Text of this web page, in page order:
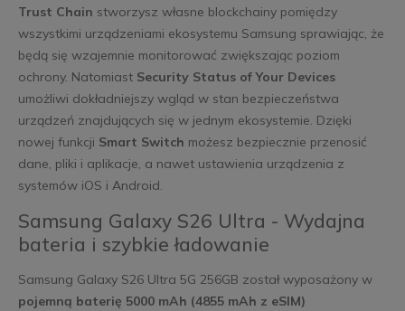
Trust Chain stworzysz własne blockchainy pomiędzy
wszystkimi urządzeniami ekosystemu Samsung sprawiając, że
będą się wzajemnie monitorować zwiększając poziom
ochrony. Natomiast Security Status of Your Devices
umożliwi dokładniejszy wgląd w stan bezpieczeństwa
urządzeń znajdujących się w jednym ekosystemie. Dzięki
nowej funkcji Smart Switch możesz bezpiecznie przenosić
dane, pliki i aplikacje, a nawet ustawienia urządzenia z
systemów iOS i Android.
Samsung Galaxy S26 Ultra - Wydajna
bateria i szybkie ładowanie
Samsung Galaxy S26 Ultra 5G 256GB został wyposażony w
pojemną baterię 5000 mAh (4855 mAh z eSIM)